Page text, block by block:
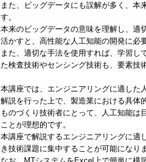
また、ビッグデータにも誤解が多く、本
す。
本来のビッグデータの意味を理解し、適
活かすと、高性能な人工知能の開発に必
また、適切な手法を使用すれば、学習し
た検査技術やセンシング技術も、要素技
本講座では、エンジニアリングに適した
解説を行った上で、製造業における具体
ものづくり技術者にとって、人工知能は
ことが理想的です。
本講座で解説するエンジニアリングに適
き技術課題に集中することが可能になり